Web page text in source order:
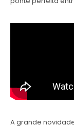
A grande